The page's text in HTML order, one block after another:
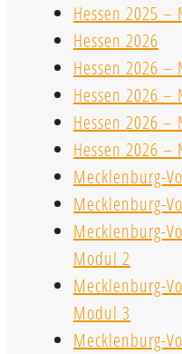
Hessen 2025 –
Hessen 2026
Hessen 2026 –
Hessen 2026 –
Hessen 2026 –
Hessen 2026 –
Mecklenburg-
Mecklenburg-
Mecklenburg-
Modul 2
Mecklenburg-
Modul 3
Mecklenburg-